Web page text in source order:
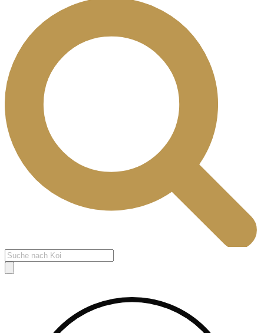
Products
search